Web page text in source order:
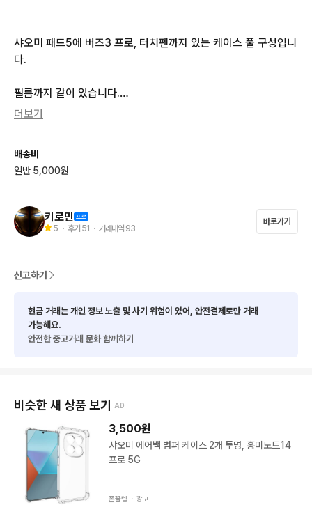
샤오미 패드5에 버즈3 프로, 터치펜까지 있는 케이스 풀 구성입니
다.
필름까지 같이 있습니다.
단순개봉 상품이니 저렴하게 가져가세요!
기기를 매우 좋아하다보니
많이 판매하였습니다
(판매상품, 후기 확인, 업체아님)
주로 택배거래 원합니다
ㅡ번개페이 수수료 부담
서로 매너 거래 부탁드립니다
쪽지주세요!
더보기
배송비
일반 5,000원
키로민
5 ・ 후기 51 ・ 거래내역 93
바로가기
신고하기
현금 거래는 개인 정보 노출 및 사기 위험이 있어, 안전결제로만 거래
가능해요.
안전한 중고거래 문화 함께하기
비슷한 새 상품 보기 AD
3,500원
샤오미 에어백 범퍼 케이스 2개 투명, 홍미노트14
프로 5G
폰꿀템 ・ 광고